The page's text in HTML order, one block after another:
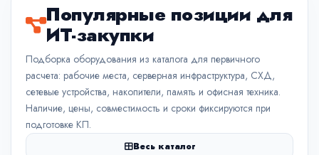
Популярные позиции для
ИТ-закупки
Подборка оборудования из каталога для первичного
расчета: рабочие места, серверная инфраструктура, СХД,
сетевые устройства, накопители, память и офисная техника.
Наличие, цены, совместимость и сроки фиксируются при
подготовке КП.
Весь каталог